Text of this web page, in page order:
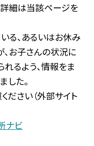
細は当該ページを
る、あるいはお休み
お子さんの状況に
るよう、情報をま
した。
ださい（外部サイト
ナビ